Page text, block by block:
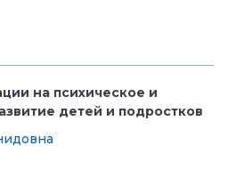
на психическое и
детей и подростков